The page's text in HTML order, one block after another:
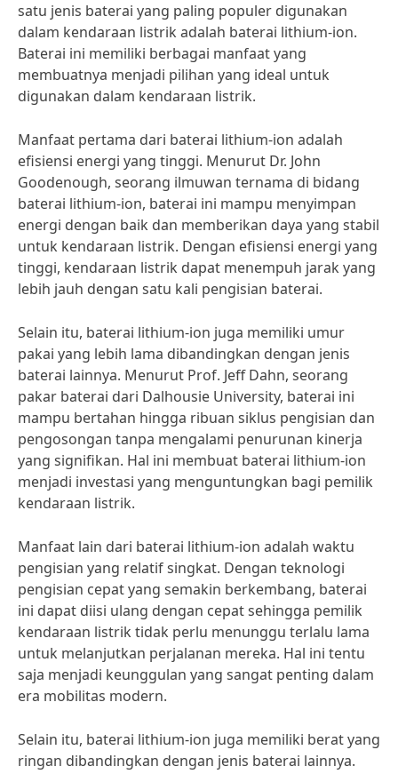
satu jenis baterai yang paling populer digunakan
dalam kendaraan listrik adalah baterai lithium-ion.
Baterai ini memiliki berbagai manfaat yang
membuatnya menjadi pilihan yang ideal untuk
digunakan dalam kendaraan listrik.
Manfaat pertama dari baterai lithium-ion adalah
efisiensi energi yang tinggi. Menurut Dr. John
Goodenough, seorang ilmuwan ternama di bidang
baterai lithium-ion, baterai ini mampu menyimpan
energi dengan baik dan memberikan daya yang stabil
untuk kendaraan listrik. Dengan efisiensi energi yang
tinggi, kendaraan listrik dapat menempuh jarak yang
lebih jauh dengan satu kali pengisian baterai.
Selain itu, baterai lithium-ion juga memiliki umur
pakai yang lebih lama dibandingkan dengan jenis
baterai lainnya. Menurut Prof. Jeff Dahn, seorang
pakar baterai dari Dalhousie University, baterai ini
mampu bertahan hingga ribuan siklus pengisian dan
pengosongan tanpa mengalami penurunan kinerja
yang signifikan. Hal ini membuat baterai lithium-ion
menjadi investasi yang menguntungkan bagi pemilik
kendaraan listrik.
Manfaat lain dari baterai lithium-ion adalah waktu
pengisian yang relatif singkat. Dengan teknologi
pengisian cepat yang semakin berkembang, baterai
ini dapat diisi ulang dengan cepat sehingga pemilik
kendaraan listrik tidak perlu menunggu terlalu lama
untuk melanjutkan perjalanan mereka. Hal ini tentu
saja menjadi keunggulan yang sangat penting dalam
era mobilitas modern.
Selain itu, baterai lithium-ion juga memiliki berat yang
ringan dibandingkan dengan jenis baterai lainnya.